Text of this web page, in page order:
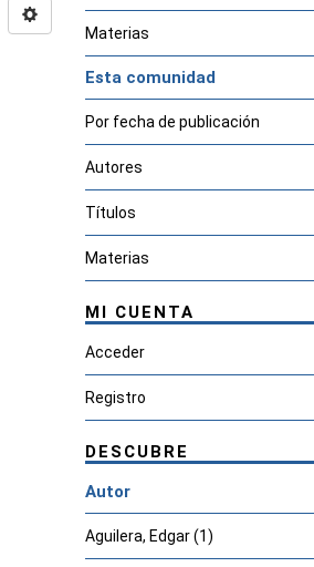
Materias
Esta comunidad
Por fecha de publicación
Autores
Títulos
Materias
MI CUENTA
Acceder
Registro
DESCUBRE
Autor
Aguilera, Edgar (1)